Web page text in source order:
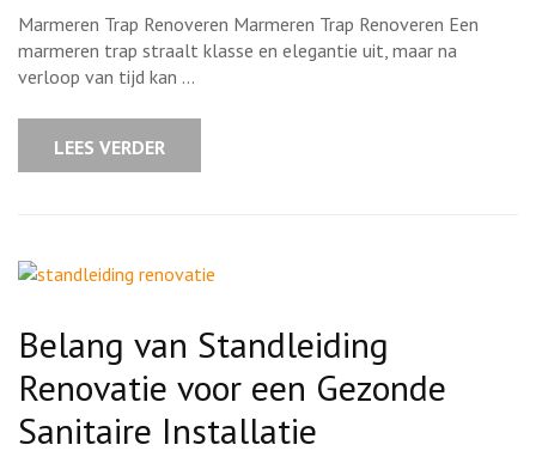
een
Marmeren
Marmeren Trap Renoveren Marmeren Trap Renoveren Een
marmeren trap straalt klasse en elegantie uit, maar na
verloop van tijd kan …
LEES VERDER
Belang van Standleiding
Renovatie voor een Gezonde
Sanitaire Installatie